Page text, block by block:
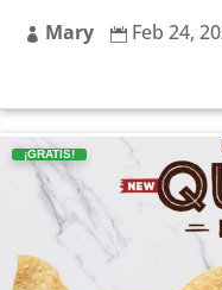
 Mary  Feb 24,
¡GRATIS!